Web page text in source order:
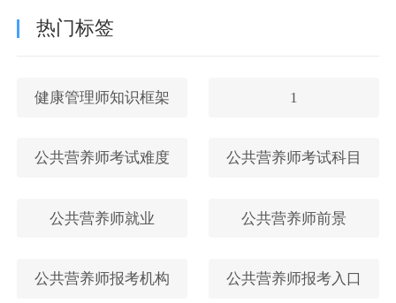
热门标签
健康管理师知识框架 1
公共营养师考试难度 公共营养师考试科目
公共营养师就业 公共营养师前景
公共营养师报考机构 公共营养师报考入口